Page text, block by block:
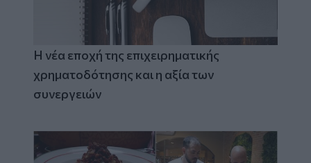
Η νέα εποχή της επιχειρηματικής
χρηματοδότησης και η αξία των
συνεργειών